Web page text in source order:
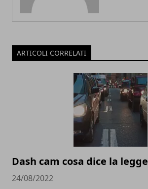
ARTICOLI CORRELATI
Dash cam cosa dice la legge
24/08/2022